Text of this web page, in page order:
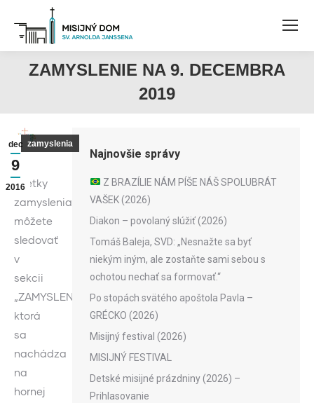
ZAMYSLENIE NA 9. DECEMBRA
2019
dec
9
2016
zamyslenia
Všetky
zamyslenia
môžete
sledovať
v
sekcii
„ZAMYSLENIA“,
ktorá
sa
nachádza
na
hornej
Najnovšie správy
Z BRAZÍLIE NÁM PÍŠE NÁŠ SPOLUBRÁT
VAŠEK (2026)
Diakon – povolaný slúžiť (2026)
Tomáš Baleja, SVD: „Nesnažte sa byť
niekým iným, ale zostaňte sami sebou s
ochotou nechať sa formovať.“
Po stopách svätého apoštola Pavla –
GRÉCKO (2026)
Misijný festival (2026)
MISIJNÝ FESTIVAL
Detské misijné prázdniny (2026) –
Prihlasovanie